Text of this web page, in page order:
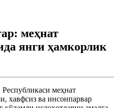
меҳнат
янги ҳамкорлик
меҳнат
хавфсиз ва инсонпарвар